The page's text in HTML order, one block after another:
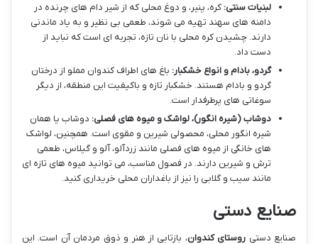
لبنیات سنتی: کره، پنیر، و دوغ محلی که از شیر دام های چرنده در
دامنه های سهند تهیه می شوند، طعمی بی نظیر و به یاد ماندنی
دارند. چشیدن کره محلی با نان تازه، تجربه ای است که نباید از
دست داد.
گردو، بادام و انواع خشکبار: باغ های اطراف کندوان مملو از درختان
گردو و بادام هستند. خشکبار تازه و باکیفیت این منطقه، از دیگر
سوغاتی های پرطرفدار است.
دوشاب (شیره انگور)، لواشک و میوه های فصلی: دوشاب یا همان
شیره انگور محلی، محصولی شیرین و مقوی است. همچنین، لواشک
های خانگی از میوه های فصلی مانند زردآلو، آلو و گیلاس، طعمی
ترش و شیرین دارند. در فصول مناسب، می توانید میوه های تازه ای
مانند سیب و گلابی را نیز از باغداران محلی خریداری کنید.
صنایع دستی
صنایع دستی روستای کندوان، بازتابی از هنر و ذوق مردمان آن است. این